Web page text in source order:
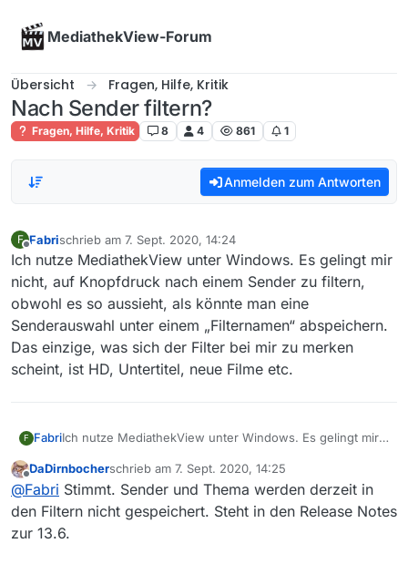
MediathekView-Forum
Übersicht Fragen, Hilfe, Kritik
Nach Sender filtern?
Fragen, Hilfe, Kritik 8 4 861 1
Anmelden zum Antworten
F
Offline
Fabrischrieb am 7. Sept. 2020, 14:24
zuletzt editiert von
Ich nutze MediathekView unter Windows. Es gelingt mir
nicht, auf Knopfdruck nach einem Sender zu filtern,
obwohl es so aussieht, als könnte man eine
Senderauswahl unter einem „Filternamen“ abspeichern.
Das einzige, was sich der Filter bei mir zu merken
scheint, ist HD, Untertitel, neue Filme etc.
F FabriIch nutze MediathekView unter Windows. Es gelingt mir
obwohl es so aussieht, als könnte man eine
Senderauswahl unter einem „Filternamen“ abspeichern.
Das einzige, was sich der Filter bei mir zu merken
scheint, ist HD, Untertitel, neue Filme etc.
Offline
DaDirnbocherschrieb am 7. Sept. 2020, 14:25
zuletzt editiert von
@Fabri Stimmt. Sender und Thema werden derzeit in
den Filtern nicht gespeichert. Steht in den Release Notes
zur 13.6.